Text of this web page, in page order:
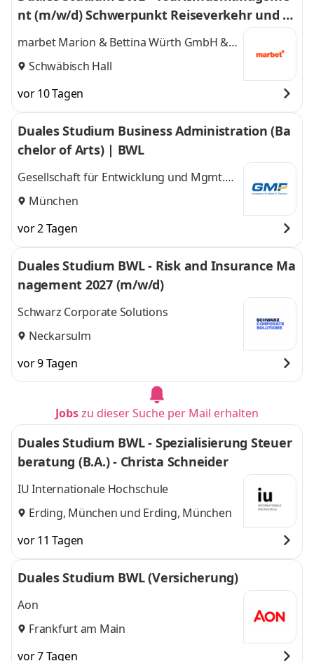
nt (m/w/d) Schwerpunkt Reiseverkehr und R
eisevertrieb
marbet Marion & Bettina Würth GmbH &
Co. KG
Schwäbisch Hall
vor 10 Tagen
Duales Studium Business Administration (Ba
chelor of Arts) | BWL
Gesellschaft für Entwicklung und Mgmt.
von Freizeitsystemen GMF GmbH & Co. KG
München
vor 2 Tagen
Duales Studium BWL - Risk and Insurance Ma
nagement 2027 (m/w/d)
Schwarz Corporate Solutions
Neckarsulm
vor 9 Tagen
Jobszu dieser Suche per Mail erhalten
Duales Studium BWL - Spezialisierung Steuer
beratung (B.A.) - Christa Schneider
IU Internationale Hochschule
Erding, München und Erding, München
vor 11 Tagen
Duales Studium BWL (Versicherung)
Aon
Frankfurt am Main
vor 7 Tagen